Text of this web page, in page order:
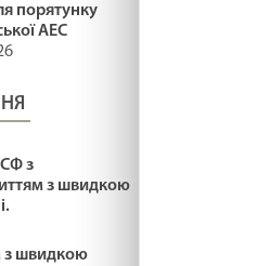
порятунку
АЕС
з
з швидкою
з швидкою